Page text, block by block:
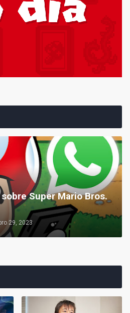
Super Mario Bros.
29, 2023